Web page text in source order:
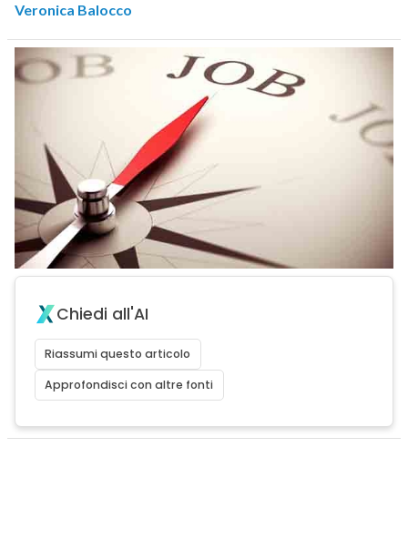
Veronica Balocco
Chiedi all'AI
Riassumi questo articolo
Approfondisci con altre fonti